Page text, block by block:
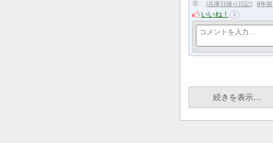
齋…
兵庫日帰り日記 8年前
いいね！ 1
続きを表示…